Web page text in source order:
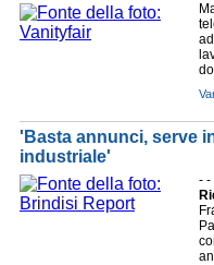
'Basta annunci, serve
industriale'
- -